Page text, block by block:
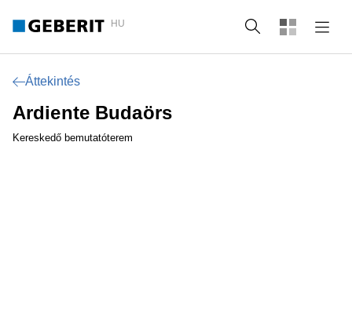
HU Keresés
Áttekintés
Ardiente Budaörs
Kereskedő bemutatóterem